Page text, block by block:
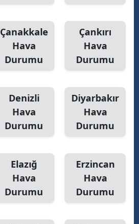
Çanakkale
Hava
Durumu
Çankırı
Hava
Durumu
Denizli
Hava
Durumu
Diyarbakır
Hava
Durumu
Elazığ
Hava
Durumu
Erzincan
Hava
Durumu